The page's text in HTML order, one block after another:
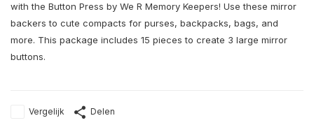
with the Button Press by We R Memory Keepers! Use these mirror
backers to cute compacts for purses, backpacks, bags, and
more. This package includes 15 pieces to create 3 large mirror
buttons.
Vergelijk Delen